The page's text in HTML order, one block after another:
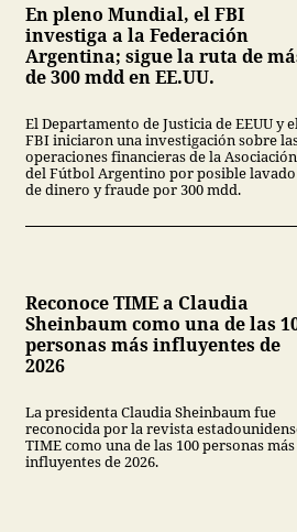
En pleno Mundial, el FBI
investiga a la Federación
Argentina; sigue la ruta de
de 300 mdd en EE.UU.
El Departamento de Justicia de EEUU y
FBI iniciaron una investigación sobre
operaciones financieras de la Asociación
del Fútbol Argentino por posible lavado
de dinero y fraude por 300 mdd.
Reconoce TIME a Claudia
Sheinbaum como una de las
personas más influyentes de
2026
La presidenta Claudia Sheinbaum fue
reconocida por la revista
TIME como una de las 100 personas más
influyentes de 2026.